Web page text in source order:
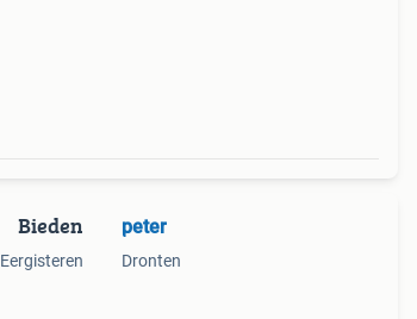
Bieden
Eergisteren
peter
Dronten